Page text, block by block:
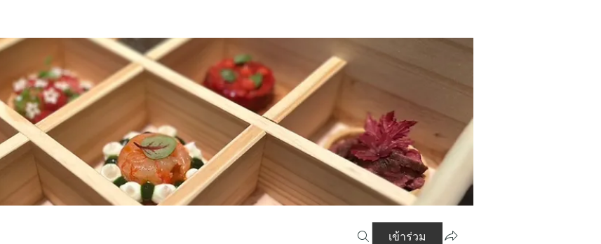
เข้าร่วม